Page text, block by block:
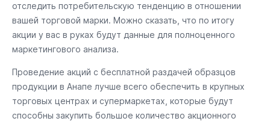
отследить потребительскую тенденцию в отношении
вашей торговой марки. Можно сказать, что по итогу
акции у вас в руках будут данные для полноценного
маркетингового анализа.
Проведение акций с бесплатной раздачей образцов
продукции в Анапе лучше всего обеспечить в крупных
торговых центрах и супермаркетах, которые будут
способны закупить большое количество акционного